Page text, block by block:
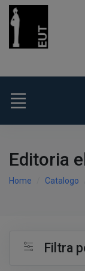
Editoria
Home Catalogo
Filtra